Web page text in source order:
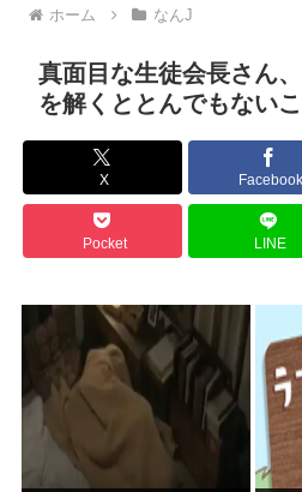
韓国人「SKハイニックスが10%台の
【激震】 韓国人「韓国サッカー協
ジョジョの「ヴァニラアイス」とか
「週刊少年ジャンプ」 発行部数が初
Zガンダムで一番人気のないMSがパ
緊縮財政論者として知られる大物財
海外「日本にはこんな特殊な標識が
自民党「日本人56す56す56す56す56
熊本地震避難所で高市早苗の態度が
露悪系アニメ、定義がよくわからな
高市早苗「消費税減税の財源は今か
声優の長谷川育美さんと結婚したい
ホーム なんJ
真面目な生徒会長さん
を解くととんでもない
X Facebook
Pocket LINE